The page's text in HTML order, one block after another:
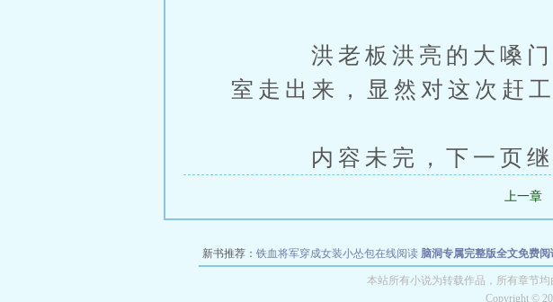
洪老板洪亮的大嗓门打
室走出来，显然对这次赶
内容未完，下一页继
上一章
新书推荐： 铁血将军穿成女装小怂包在线阅读 脑洞专属完整版全文免费阅
世者
本站所有小说为转载作品，所有章节
Copyright ©